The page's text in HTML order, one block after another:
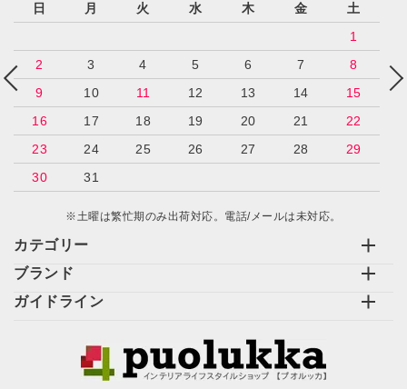
カテゴリー
ブランド
ガイドライン
日
月 火 水 木 金
土
1
2
3 4 5 6 7
8
9
10 11 12 13 14
15
16
17 18 19 20 21
22
23
24 25 26 27 28
29
30
31
※土曜は繁忙期のみ出荷対応。電話/メールは未対応。